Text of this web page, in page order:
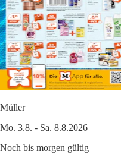
Müller
Mo. 3.8. - Sa. 8.8.2026
Noch bis morgen gültig